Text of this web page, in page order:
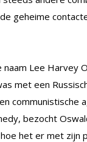
geheime
Lee Harvey
met een
communistische
bezocht
het er met zijn